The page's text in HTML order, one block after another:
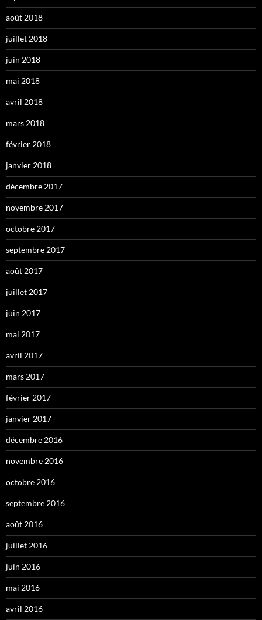
août 2018
juillet 2018
juin 2018
mai 2018
avril 2018
mars 2018
février 2018
janvier 2018
décembre 2017
novembre 2017
octobre 2017
septembre 2017
août 2017
juillet 2017
juin 2017
mai 2017
avril 2017
mars 2017
février 2017
janvier 2017
décembre 2016
novembre 2016
octobre 2016
septembre 2016
août 2016
juillet 2016
juin 2016
mai 2016
avril 2016